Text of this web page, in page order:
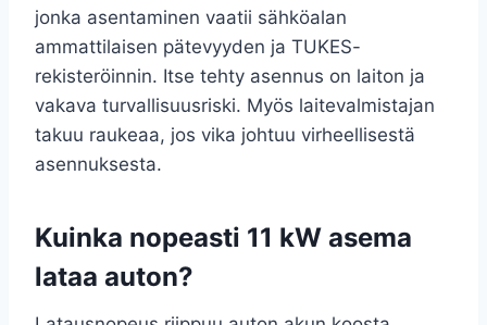
jonka asentaminen vaatii sähköalan
ammattilaisen pätevyyden ja TUKES-
rekisteröinnin. Itse tehty asennus on laiton ja
vakava turvallisuusriski. Myös laitevalmistajan
takuu raukeaa, jos vika johtuu virheellisestä
asennuksesta.
Kuinka nopeasti 11 kW asema
lataa auton?